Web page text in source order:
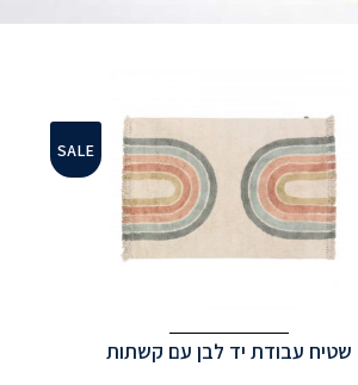
SALE
שטיח עבודת יד לבן עם קשתות